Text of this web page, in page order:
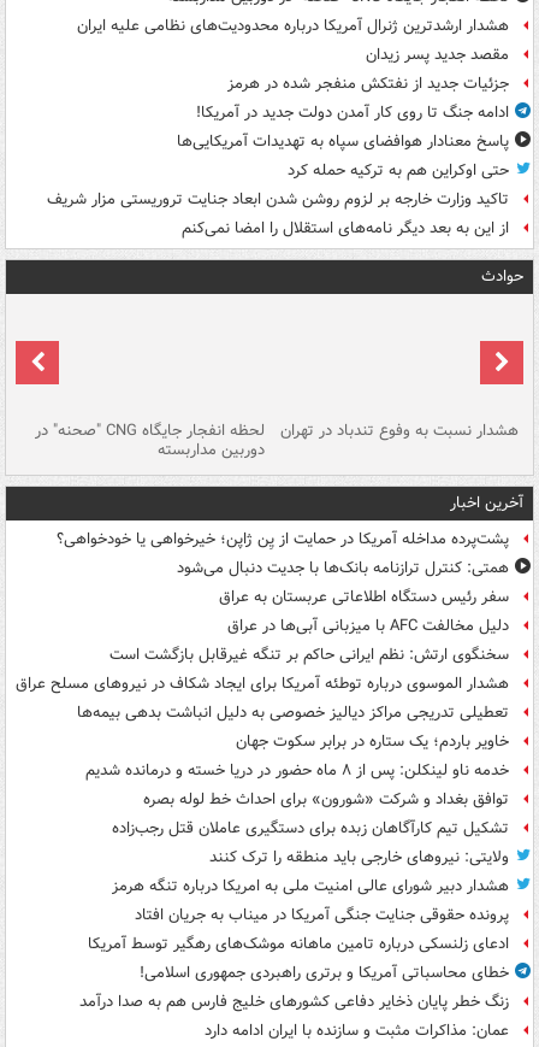
هشدار ارشدترین ژنرال آمریکا درباره محدودیت‌های نظامی علیه ایران
مقصد جدید پسر زیدان
جزئیات جدید از نفتکش منفجر شده در هرمز
ادامه جنگ تا روی کار آمدن دولت جدید در آمریکا!
پاسخ معنادار هوافضای سپاه به تهدیدات آمریکایی‌ها
حتی اوکراین هم به ترکیه حمله کرد
تاکید وزارت خارجه بر لزوم روشن شدن ابعاد جنایت تروریستی مزار شریف
از این به بعد دیگر نامه‌های استقلال را امضا نمی‌کنم
حوادث
هشدار نسبت به وفوع تندباد در تهران لحظه انفجار جایگاه CNG "صحنه" در
دوربین مداربسته
آخرین اخبار
پشت‌پرده مداخله آمریکا در حمایت از یِن ژاپن؛ خیرخواهی یا خودخواهی؟
همتی: کنترل ترازنامه بانک‌ها با جدیت دنبال می‌شود
سفر رئیس دستگاه اطلاعاتی عربستان به عراق
دلیل مخالفت AFC با میزبانی آبی‌ها در عراق
سخنگوی ارتش: نظم ایرانی حاکم بر تنگه غیرقابل بازگشت است
هشدار الموسوی درباره توطئه آمریکا برای ایجاد شکاف در نیروهای مسلح عراق
تعطیلی تدریجی مراکز دیالیز خصوصی به دلیل انباشت بدهی بیمه‌ها
خاویر باردم؛ یک ستاره در برابر سکوت جهان
خدمه ناو لینکلن: پس از ۸ ماه حضور در دریا خسته و درمانده‌ شدیم
توافق بغداد و شرکت «شورون» برای احداث خط لوله بصره
تشکیل تیم کارآگاهان زبده برای دستگیری عاملان قتل رجب‌زاده
ولایتی: نیروهای خارجی باید منطقه را ترک کنند
هشدار دبیر شورای عالی امنیت ملی به امریکا درباره تنگه هرمز
پرونده حقوقی جنایت جنگی آمریکا در میناب به جریان افتاد
ادعای زلنسکی درباره تامین ماهانه موشک‌های رهگیر توسط آمریکا
خطای محاسباتی آمریکا و برتری راهبردی جمهوری اسلامی!
زنگ خطر پایان ذخایر دفاعی کشورهای خلیج فارس هم به صدا درآمد
عمان: مذاکرات مثبت و سازنده با ایران ادامه دارد